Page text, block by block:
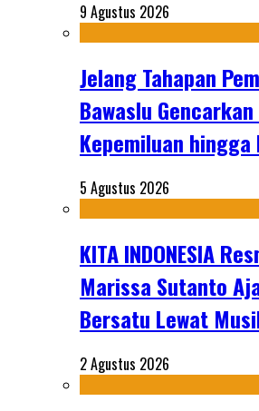
9 Agustus 2026
Jelang Tahapan
Bawaslu
Kepemiluan hingga
5 Agustus 2026
KITA INDONESIA
Marissa Sutanto
Bersatu Lewat
2 Agustus 2026